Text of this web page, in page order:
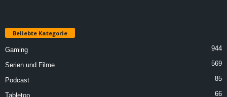
Beliebte Kategorie
Gaming 944
Serien und Filme 569
Podcast 85
Tabletop 66